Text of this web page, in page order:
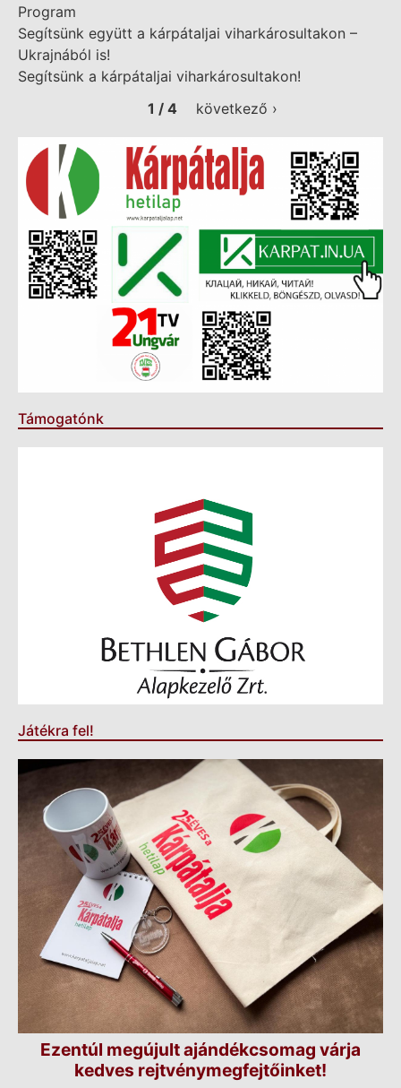
Program
Segítsünk együtt a kárpátaljai viharkárosultakon –
Ukrajnából is!
Segítsünk a kárpátaljai viharkárosultakon!
1 / 4
következő ›
Támogatónk
Játékra fel!
Ezentúl megújult ajándékcsomag várja
kedves rejtvénymegfejtőinket!